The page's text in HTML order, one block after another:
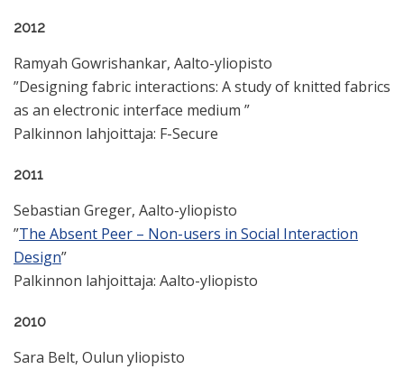
2012
Ramyah Gowrishankar, Aalto-yliopisto
”Designing fabric interactions: A study of knitted fabrics
as an electronic interface medium ”
Palkinnon lahjoittaja: F-Secure
2011
Sebastian Greger, Aalto-yliopisto
”The Absent Peer – Non-users in Social Interaction
Design”
Palkinnon lahjoittaja: Aalto-yliopisto
2010
Sara Belt, Oulun yliopisto